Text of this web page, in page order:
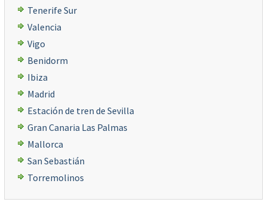
Tenerife Sur
Valencia
Vigo
Benidorm
Ibiza
Madrid
Estación de tren de Sevilla
Gran Canaria Las Palmas
Mallorca
San Sebastián
Torremolinos